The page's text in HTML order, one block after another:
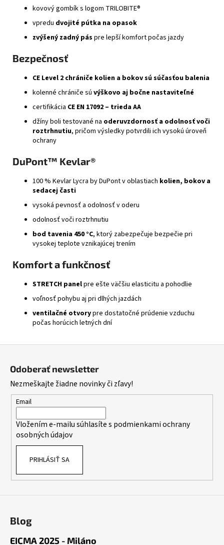
kovový gombík s logom TRILOBITE®
vpredu dvojité pútka na opasok
zvýšený zadný pás pre lepší komfort počas jazdy
Bezpečnosť
CE Level 2 chrániče kolien a bokov sú súčasťou balenia
kolenné chrániče sú výškovo aj bočne nastaviteľné
certifikácia CE EN 17092 – trieda AA
džíny boli testované na oderuvzdornosť a odolnosť voči
roztrhnutiu, pričom výsledky potvrdili ich vysokú úroveň
ochrany
DuPont™ Kevlar®
100 % Kevlar Lycra by DuPont v oblastiach kolien, bokov a
sedacej časti
vysoká pevnosť a odolnosť v oderu
odolnosť voči roztrhnutiu
bod tavenia 450 °C, ktorý zabezpečuje bezpečie pri
vysokej teplote vznikajúcej trením
Komfort a funkčnosť
STRETCH panelpre ešte väčšiu elasticitu a pohodlie
voľnosť pohybu aj pri dlhých jazdách
ventilačné otvorypre dostatočné prúdenie vzduchu
počas horúcich letných dní
Odoberať newsletter
Nezmeškajte žiadne novinky či zľavy!
Email
Vložením e-mailu súhlasíte s podmienkami ochrany
osobných údajov
PRIHLÁSIŤ SA
Blog
EICMA 2025 - Miláno